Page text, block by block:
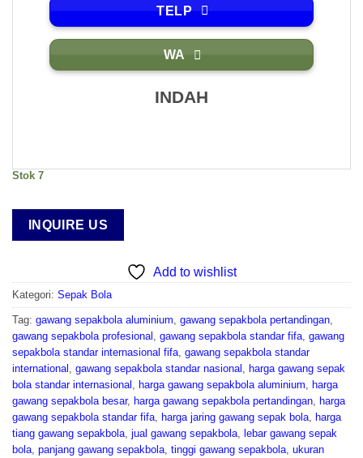
TELP
WA
INDAH
Stok 7
INQUIRE US
Add to wishlist
Kategori: Sepak Bola
Tag: gawang sepakbola aluminium gawang sepakbola pertandingan
gawang sepakbola profesional
gawang sepakbola standar fifa gawang
sepakbola standar internasional fifa gawang sepakbola standar
international
gawang sepakbola standar nasional
harga gawang sepak
bola standar internasional
harga gawang sepakbola aluminium
harga
gawang sepakbola besar, harga gawang sepakbola pertandingan
harga
gawang sepakbola standar fifa
harga jaring gawang sepak bola
harga
tiang gawang sepakbola jual gawang sepakbola
lebar gawang sepak
bola panjang gawang sepakbola tinggi gawang sepakbola ukuran